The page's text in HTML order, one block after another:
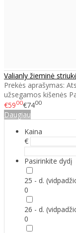
Valianly žieminė
Prekės aprašymas:
užsegamos kišenės
€5900€7400
Daugiau
Kaina
€
Pasirinkite dydį
25 - d.
0
26 - d.
0